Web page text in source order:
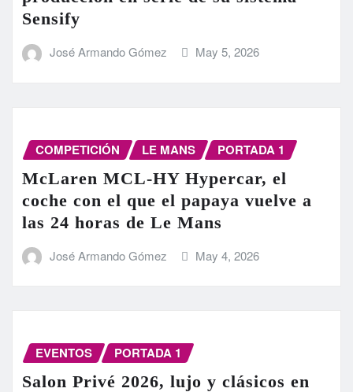
Sensify
José Armando Gómez May 5, 2026
COMPETICIÓN LE MANS PORTADA 1
McLaren MCL-HY Hypercar, el
coche con el que el papaya vuelve a
las 24 horas de Le Mans
José Armando Gómez May 4, 2026
EVENTOS PORTADA 1
Salon Privé 2026, lujo y clásicos en